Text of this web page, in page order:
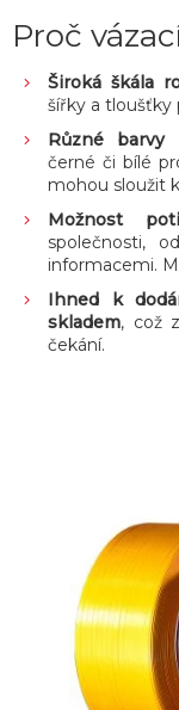
Proč
Široká škála
šířky a tloušťky
Různé barvy
černé či bílé
mohou sloužit
Možnost
společnosti,
informacemi.
Ihned k
skladem, což
čekání.